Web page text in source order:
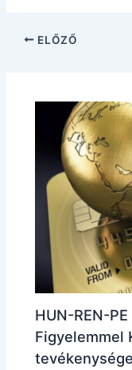
ELŐZŐ
HUN-REN-
Figyelemmel
tevékenysége